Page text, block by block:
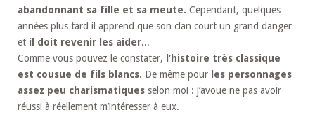
abandonnant sa fille et sa meute. Cependant, quelques
années plus tard il apprend que son clan court un grand danger
et il doit revenir les aider...
Comme vous pouvez le constater, l’histoire très classique
est cousue de fils blancs. De même pour les personnages
assez peu charismatiques selon moi : j’avoue ne pas avoir
réussi à réellement m’intéresser à eux.